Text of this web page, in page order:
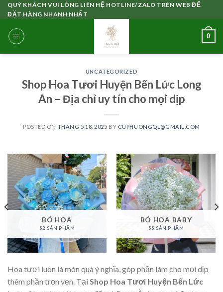
Skip
to
content
QUÝ KHÁCH VUI LÒNG LIÊN HỆ HOTLINE/ZALO TRÊN WEB ĐỂ
ĐẶT HÀNG NHANH NHẤT
0
UNCATEGORIZED
Shop Hoa Tươi Huyện Bến Lức Long
An – Địa chỉ uy tín cho mọi dịp
POSTED ON THÁNG 5 18, 2025 BY CUPHUONGQL@GMAIL.COM
BÓ HOA
52 SẢN PHẨM
BÓ HOA BABY
55 SẢN PHẨM
Hoa tươi luôn là món quà ý nghĩa, góp phần làm cho mọi dịp
thêm phần trọn vẹn. Tại Shop Hoa Tươi Huyện Bến Lức